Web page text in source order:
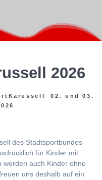
2026
02. und 03.
des Stadtsportbundes
für Kinder mit
werden auch Kinder ohne
uns deshalb auf ein